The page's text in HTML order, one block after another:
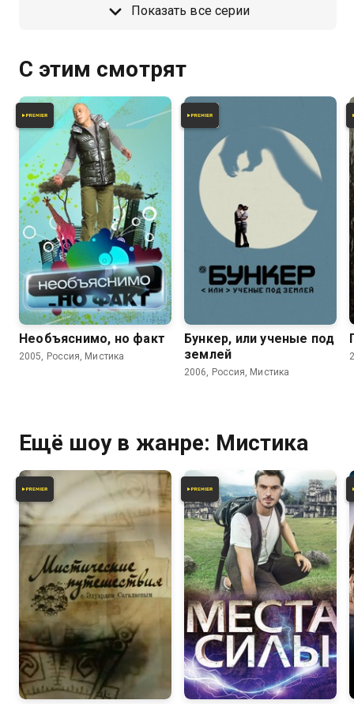
что на Михаила навели приворот
призрак явился, чтобы уберечь
Показать все серии
С этим смотрят
5.9
Необъяснимо, но факт
2005, Россия, Мистика
Бункер, или ученые под
землей
2006, Россия, Мистика
Ещё шоу в жанре: Мистика